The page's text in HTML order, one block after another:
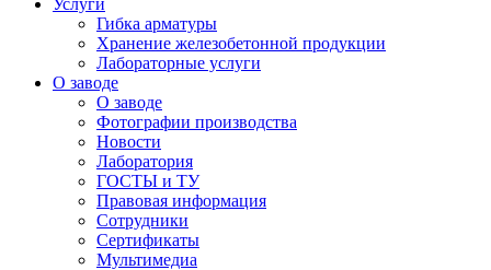
Услуги
Гибка арматуры
Хранение железобетонной продукции
Лабораторные услуги
О заводе
О заводе
Фотографии производства
Новости
Лаборатория
ГОСТЫ и ТУ
Правовая информация
Сотрудники
Сертификаты
Мультимедиа